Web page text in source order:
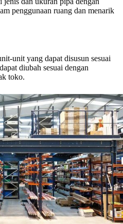
penggunaan ruang dan menarik
unit yang dapat disusun sesuai
diubah sesuai dengan
toko.